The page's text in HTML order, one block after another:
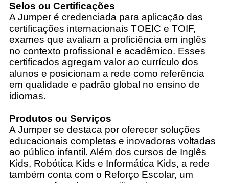
Selos ou Certificações
A Jumper é credenciada para aplicação das
certificações internacionais TOEIC e TOIF,
exames que avaliam a proficiência em inglês
no contexto profissional e acadêmico. Esses
certificados agregam valor ao currículo dos
alunos e posicionam a rede como referência
em qualidade e padrão global no ensino de
idiomas.
Produtos ou Serviços
A Jumper se destaca por oferecer soluções
educacionais completas e inovadoras voltadas
ao público infantil. Além dos cursos de Inglês
Kids, Robótica Kids e Informática Kids, a rede
também conta com o Reforço Escolar, um